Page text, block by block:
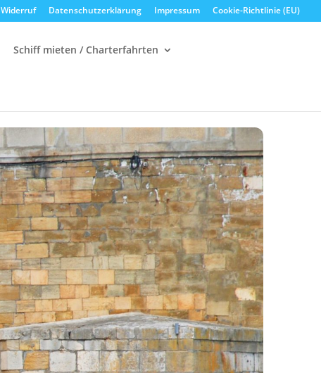
Widerruf Datenschutzerklärung Impressum Cookie-Richtlinie (EU)
Schiff mieten / Charterfahrten